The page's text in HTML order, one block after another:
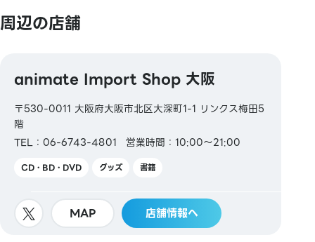
周辺の店舗
animate Import Shop 大阪
〒530-0011 大阪府大阪市北区大深町1-1 リンクス梅田5
階
TEL：06-6743-4801
営業時間：10:00～21:00
CD・BD・DVD グッズ 書籍
MAP 店舗情報へ